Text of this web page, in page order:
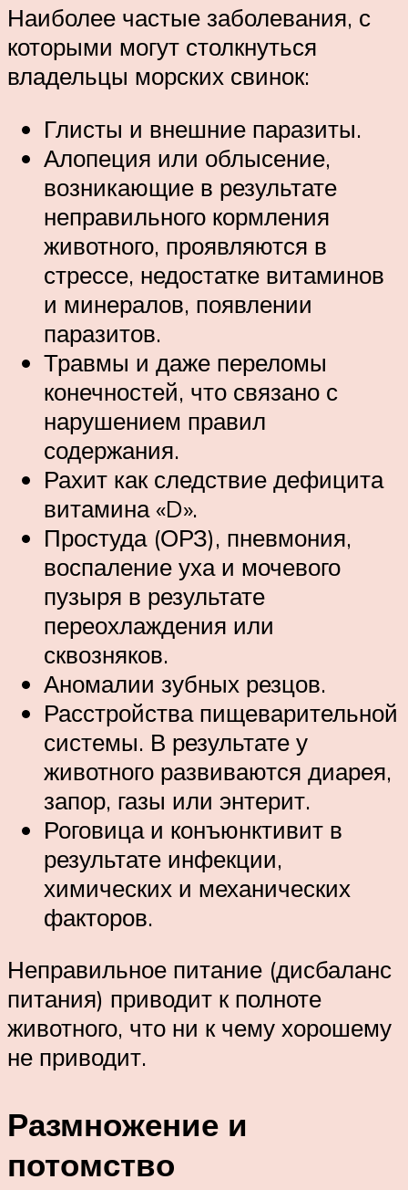
Наиболее частые заболевания, с
которыми могут столкнуться
владельцы морских свинок:
Глисты и внешние паразиты.
Алопеция или облысение,
возникающие в результате
неправильного кормления
животного, проявляются в
стрессе, недостатке витаминов
и минералов, появлении
паразитов.
Травмы и даже переломы
конечностей, что связано с
нарушением правил
содержания.
Рахит как следствие дефицита
витамина «D».
Простуда (ОРЗ), пневмония,
воспаление уха и мочевого
пузыря в результате
переохлаждения или
сквозняков.
Аномалии зубных резцов.
Расстройства пищеварительной
системы. В результате у
животного развиваются диарея,
запор, газы или энтерит.
Роговица и конъюнктивит в
результате инфекции,
химических и механических
факторов.
Неправильное питание (дисбаланс
питания) приводит к полноте
животного, что ни к чему хорошему
не приводит.
Размножение и
потомство